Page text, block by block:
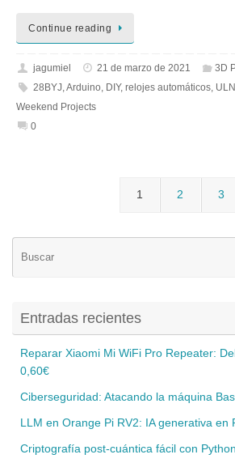
Continue reading
jagumiel 21 de marzo de 2021 3D
28BYJ,Arduino, DIY, relojes automáticos,
Weekend Projects
0
1 2 3
Entradas recientes
Reparar Xiaomi Mi WiFi Pro Repeater:
0,60€
Ciberseguridad: Atacando la máquina
LLM en Orange Pi RV2: IA generativa en
Criptografía post-cuántica fácil con Python